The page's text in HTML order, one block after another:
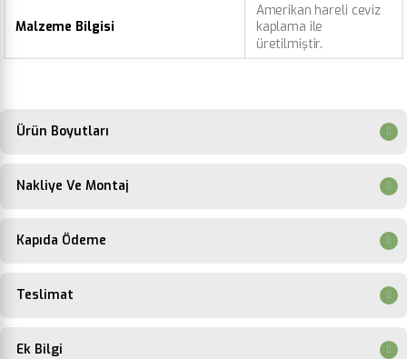
Malzeme Bilgisi
Amerikan hareli ceviz
kaplama ile
üretilmiştir.
Ürün Boyutları
Nakliye Ve Montaj
Kapıda Ödeme
Teslimat
Ek Bilgi